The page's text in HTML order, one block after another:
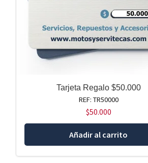
Tarjeta Regalo $50.000
REF: TR50000
$50.000
Añadir al carrito